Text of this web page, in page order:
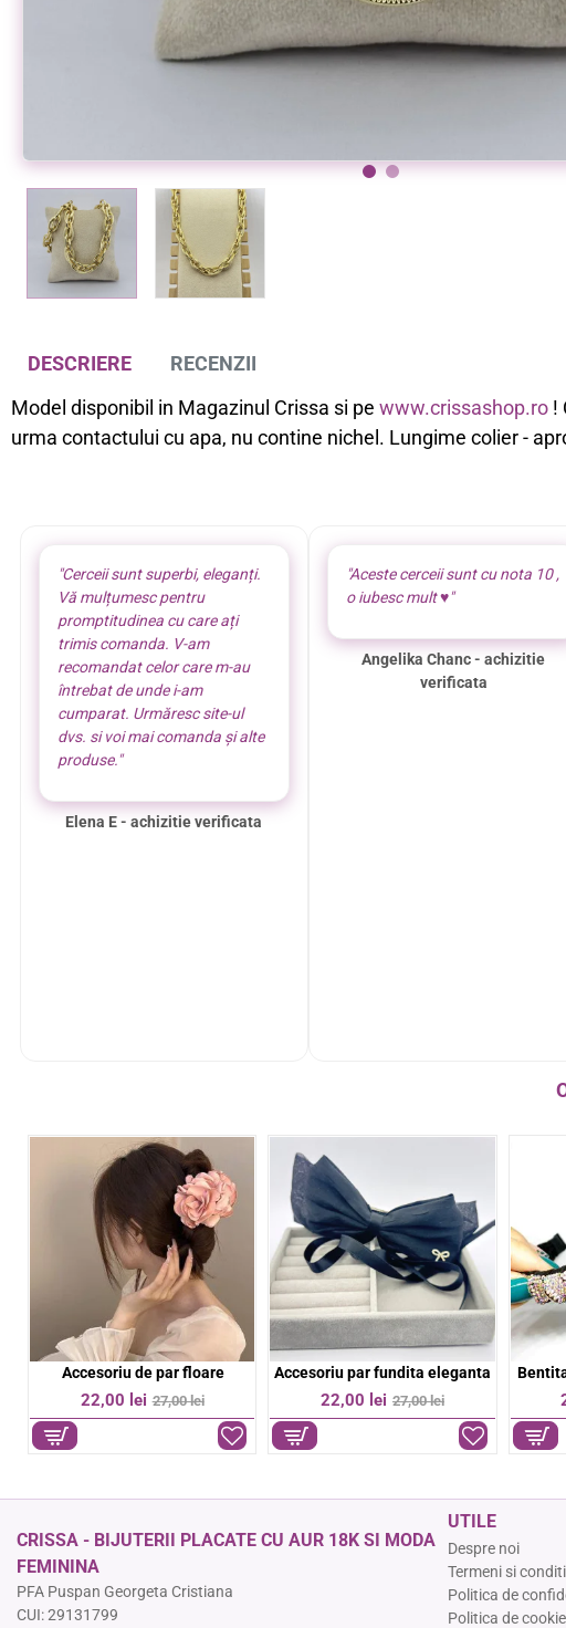
59,00 lei 54,00 lei 75,00 lei
DESCRIERE
RECENZII
Model disponibil in Magazinul Crissa si pe www.crissashop.ro !
urma contactului cu apa, nu contine nichel. Lungime colier -
"Cerceii sunt superbi, eleganți.
Vă mulțumesc pentru
promptitudinea cu care ați
trimis comanda. V-am
recomandat celor care m-au
întrebat de unde i-am
cumparat. Urmăresc site-ul
dvs. si voi mai comanda și alte
produse."
Elena E - achizitie verificata
"Aceste cerceii sunt cu nota 10 ,
o iubesc mult ♥️"
Angelika Chanc - achizitie
verificata
-11%
Bratara aurie pe snur negru
39,00 lei 44,00 lei
-36%
Bratara colorata elastica
9,00 lei 14,00 lei
CRISSA - BIJUTERII PLACATE CU AUR 18K SI MODA
FEMININA
PFA Puspan Georgeta Cristiana
CUI: 29131799
UTILE
Despre noi
Termeni si
Politica de
Politica de